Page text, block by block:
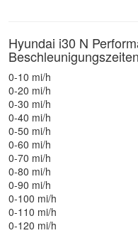
Hyundai i30 N
0-10 mi/h
0-20 mi/h
0-30 mi/h
0-40 mi/h
0-50 mi/h
0-60 mi/h
0-70 mi/h
0-80 mi/h
0-90 mi/h
0-100 mi/h
0-110 mi/h
0-120 mi/h